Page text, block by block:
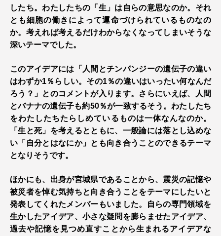
したち。わたしたちの「生」は自らの意思なのか。それ
とも細胞の働きによって運命づけられているものなの
か。考えれば考えるだけわからなくなってしまいそうな
深いテーマでした。
このアイデアには「人間とチンパンジーの遺伝子の違い
はわずか1％らしい。その1％の違いはいったい何なんだ
ろう？」とのコメントが入ります。さらにいえば、人間
とバナナの遺伝子も約50％が一致するそう。わたしたち
をわたしたちたらしめているものは一体なんなのか。
「生と死」を考えるとともに、一般論には落とし込めな
い「自分とはなにか」とも向き合うことのできるテーマ
となりそうです。
ほかにも、出身が宮城県であることから、震災の記憶や
被災者を悼む気持ちと向き合うことをテーマにしたいと
発表してくれたメンバーもいました。自らの専門領域を
生かしたアイデア、小さな疑問を膨らませたアイデア、
過去や記憶を見つめ直すことから生まれるアイデアな